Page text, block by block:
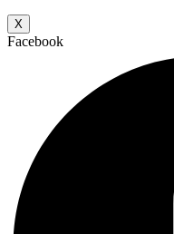
X
Facebook